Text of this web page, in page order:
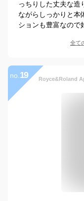
っちりした丈夫な造
ながらしっかりと本
ションも豊富なので
全て
no. 19